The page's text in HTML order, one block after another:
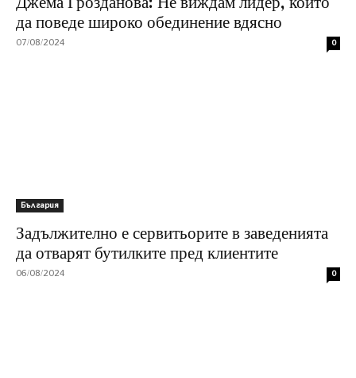
да поведе широко обединение вдясно
07/08/2024 0
България
Задължително е сервитьорите в заведенията
да отварят бутилките пред клиентите
06/08/2024 0